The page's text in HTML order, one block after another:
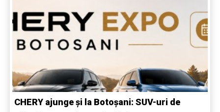
CHERY ajunge și la Botoșani: SUV-uri de